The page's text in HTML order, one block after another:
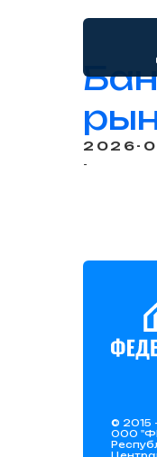
2026-
-
© 2015
ООО